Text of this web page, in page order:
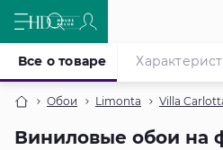
Обои Limonta Villa
Виниловые обои на
Все о товаре